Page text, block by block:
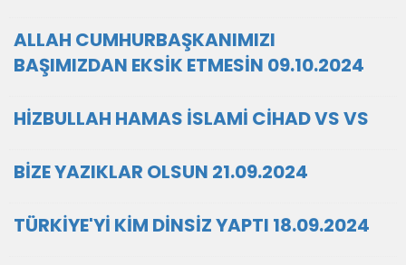
ALLAH CUMHURBAŞKANIMIZI
BAŞIMIZDAN EKSİK ETMESİN 09.10.2024
HİZBULLAH HAMAS İSLAMİ CİHAD VS VS
BİZE YAZIKLAR OLSUN 21.09.2024
TÜRKİYE'Yİ KİM DİNSİZ YAPTI 18.09.2024